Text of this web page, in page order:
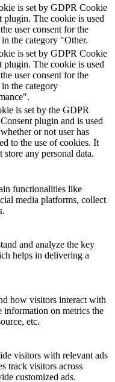
is set by GDPR Cookie
plugin. The cookie is used
user consent for the
the category "Other.
is set by GDPR Cookie
plugin. The cookie is used
user consent for the
the category
is set by the GDPR
plugin and is used
or not user has
to the use of cookies. It
store any personal data.
functionalities like
media platforms, collect
and analyze the key
helps in delivering a
how visitors interact with
information on metrics the
etc.
visitors with relevant ads
track visitors across
customized ads.